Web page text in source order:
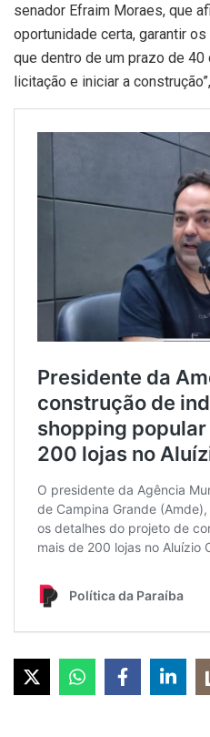
senador Efraim Moraes, que
oportunidade certa, garantir
que dentro de um prazo de
licitação e iniciar a